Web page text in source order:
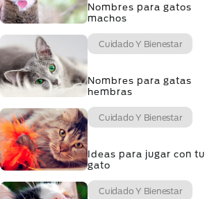
Nombres para gatos
machos
Cuidado Y Bienestar
Nombres para gatas
hembras
Cuidado Y Bienestar
Ideas para jugar con tu
gato
Cuidado Y Bienestar